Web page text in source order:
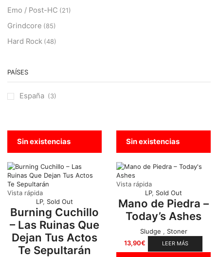
Emo / Post-HC (21)
Grindcore (85)
Hard Rock (48)
Heavy Metal
Thrash Metal (108)
PAÍSES
España (3)
Sin existencias
Vista rápida
LP, Sold Out
Burning Cuchillo
– Las Ruinas Que
Dejan Tus Actos
Te Sepultarán
Sin existencias
Vista rápida
LP, Sold Out
Mano de Piedra –
Today’s Ashes
Sludge , Stoner
13,90€ LEER MÁS